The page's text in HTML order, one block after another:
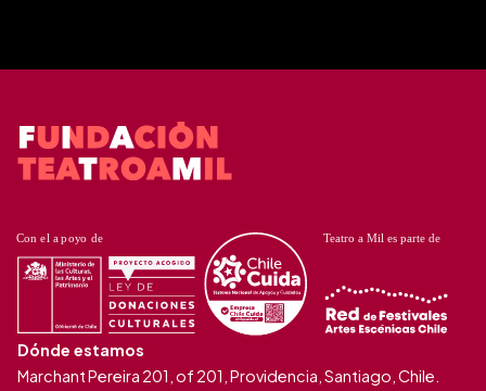
Dónde estamos
Marchant Pereira 201, of 201, Providencia, Santiago, Chile.